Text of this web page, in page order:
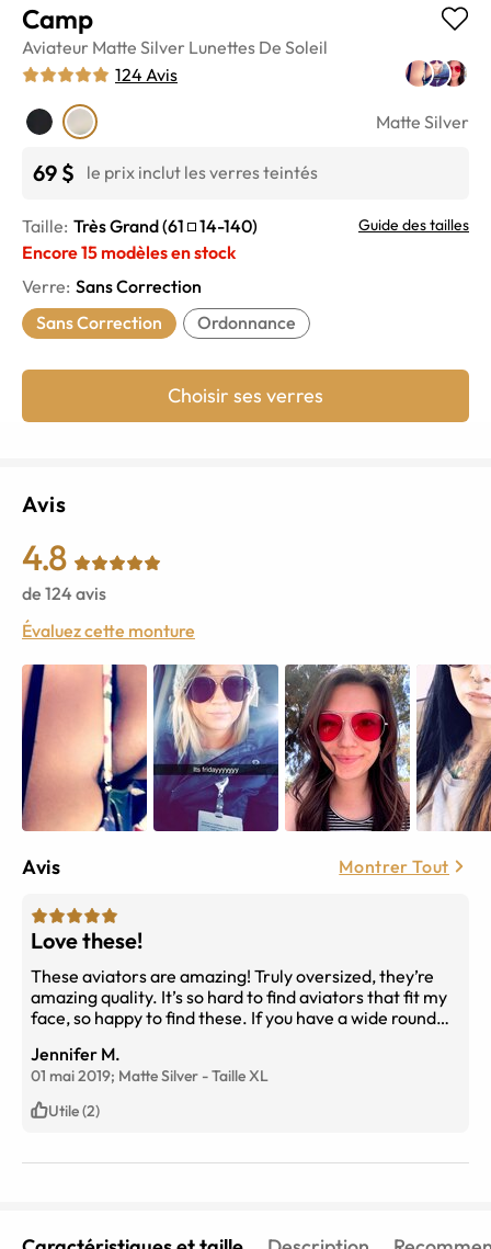
Camp
Aviateur Matte Silver Lunettes De Soleil
124 Avis
Matte Silver
69 $ le prix inclut les verres teintés
Taille: Très Grand(61 14-140) Guide des tailles
Encore15 modèles en stock
Verre: Sans Correction
Sans Correction
Ordonnance
Choisir ses verres
Avis
4.8
de 124 avis
Évaluez cette monture
Avis Montrer Tout
Love these!
These aviators are amazing! Truly oversized, they’re
amazing quality. It’s so hard to find aviators that fit my
face, so happy to find these. If you have a wide round
another pair with the green faded lens.
Jennifer M.
01 mai 2019; Matte Silver -TailleXL
Utile (2)